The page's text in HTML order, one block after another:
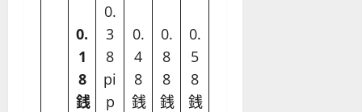
0.
1
8
銭
0.
3
8
pi
p
0.
4
8
銭
0.
8
8
銭
0.
5
8
銭